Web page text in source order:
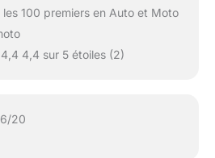
100 premiers en Auto et Moto
4,4 sur 5 étoiles (2)
20